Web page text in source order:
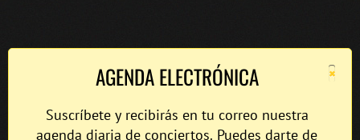
×
AGENDA ELECTRÓNICA
Suscríbete y recibirás en tu correo nuestra
agenda diaria de conciertos. Puedes darte de